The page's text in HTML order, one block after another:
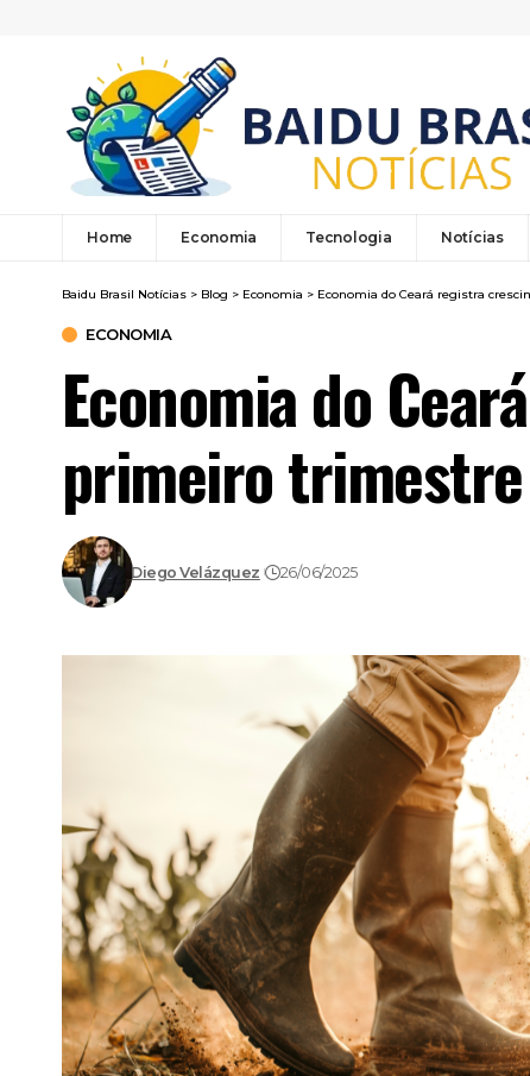
Home Economia Tecnologia Notícias
Baidu Brasil Notícias > Blog > Economia > Economia do Ceará registra
ECONOMIA
Economia do
primeiro
Diego Velázquez 26/06/2025